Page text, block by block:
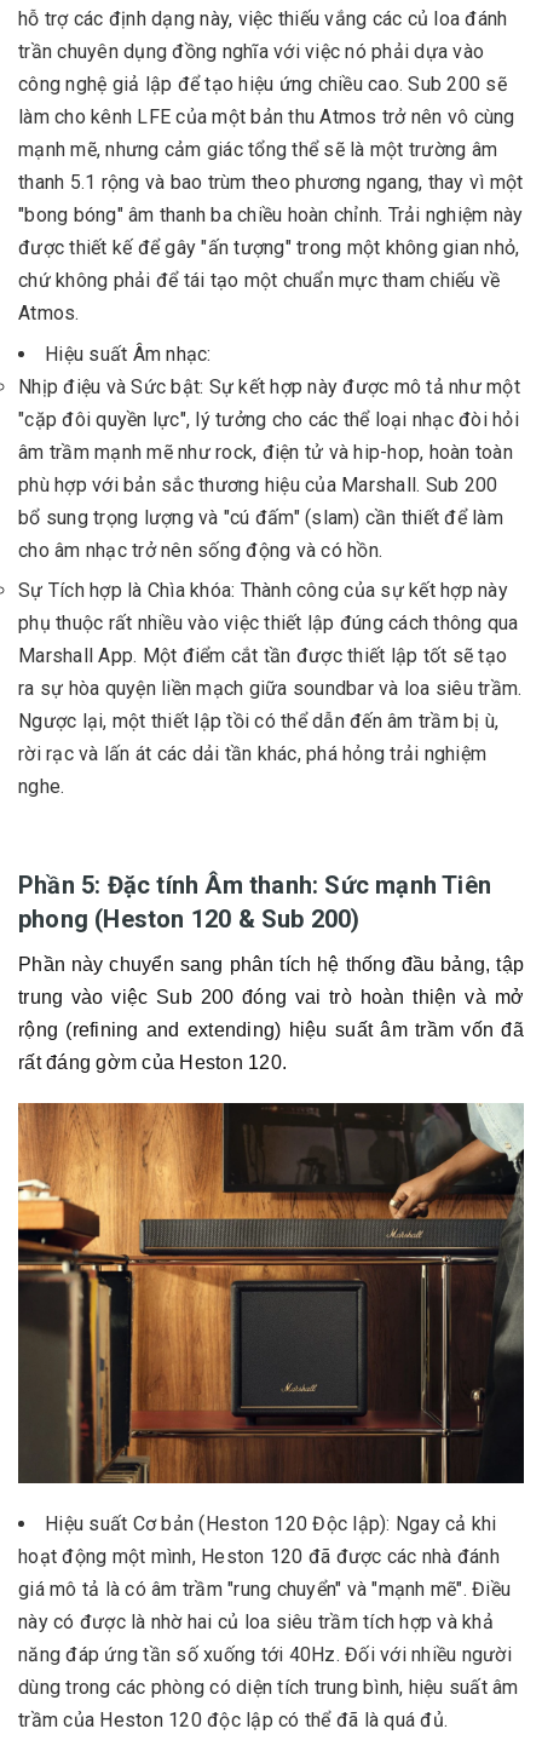
hỗ trợ các định dạng này, việc thiếu vắng các củ loa đánh
trần chuyên dụng đồng nghĩa với việc nó phải dựa vào
công nghệ giả lập để tạo hiệu ứng chiều cao. Sub 200 sẽ
làm cho kênh LFE của một bản thu Atmos trở nên vô cùng
mạnh mẽ, nhưng cảm giác tổng thể sẽ là một trường âm
thanh 5.1 rộng và bao trùm theo phương ngang, thay vì một
"bong bóng" âm thanh ba chiều hoàn chỉnh. Trải nghiệm này
được thiết kế để gây "ấn tượng" trong một không gian nhỏ,
chứ không phải để tái tạo một chuẩn mực tham chiếu về
Atmos.
Hiệu suất Âm nhạc:
Nhịp điệu và Sức bật: Sự kết hợp này được mô tả như một
"cặp đôi quyền lực", lý tưởng cho các thể loại nhạc đòi hỏi
âm trầm mạnh mẽ như rock, điện tử và hip-hop, hoàn toàn
phù hợp với bản sắc thương hiệu của Marshall. Sub 200
bổ sung trọng lượng và "cú đấm" (slam) cần thiết để làm
cho âm nhạc trở nên sống động và có hồn.
Sự Tích hợp là Chìa khóa: Thành công của sự kết hợp này
phụ thuộc rất nhiều vào việc thiết lập đúng cách thông qua
Marshall App. Một điểm cắt tần được thiết lập tốt sẽ tạo
ra sự hòa quyện liền mạch giữa soundbar và loa siêu trầm.
Ngược lại, một thiết lập tồi có thể dẫn đến âm trầm bị ù,
rời rạc và lấn át các dải tần khác, phá hỏng trải nghiệm
nghe.
Phần 5: Đặc tính Âm thanh: Sức mạnh Tiên
phong (Heston 120 & Sub 200)
Phần này chuyển sang phân tích hệ thống đầu bảng, tập
trung vào việc Sub 200 đóng vai trò hoàn thiện và mở
rộng (refining and extending) hiệu suất âm trầm vốn đã
rất đáng gờm của Heston 120.
Hiệu suất Cơ bản (Heston 120 Độc lập): Ngay cả khi
hoạt động một mình, Heston 120 đã được các nhà đánh
giá mô tả là có âm trầm "rung chuyển" và "mạnh mẽ". Điều
này có được là nhờ hai củ loa siêu trầm tích hợp và khả
năng đáp ứng tần số xuống tới 40Hz. Đối với nhiều người
dùng trong các phòng có diện tích trung bình, hiệu suất âm
trầm của Heston 120 độc lập có thể đã là quá đủ.